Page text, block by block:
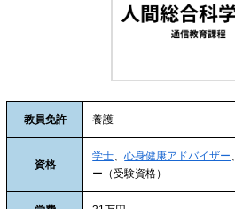
教員免許 養護
資格
学士 、心身健康アドバイザー
ー（受験資格）